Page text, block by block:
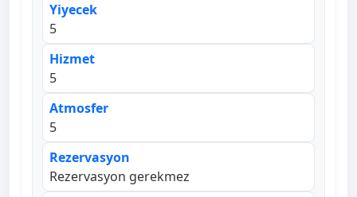
Yiyecek
5
Hizmet
5
Atmosfer
5
Rezervasyon
Rezervasyon gerekmez